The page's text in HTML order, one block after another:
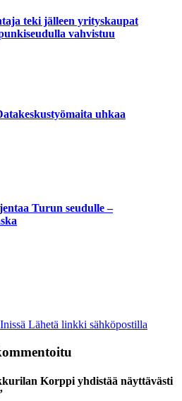
teki jälleen yrityskaupat
vahvistuu
uhkaa
Turun seudulle –
Lähetä linkki sähköpostilla
Korppi yhdistää näyttävästi